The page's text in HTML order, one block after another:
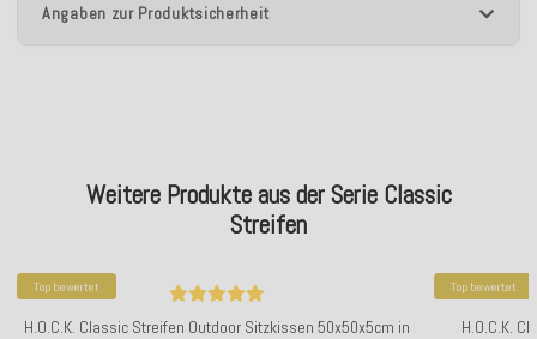
Angaben zur Produktsicherheit
Weitere Produkte aus der Serie Classic
Streifen
Top bewertet
H.O.C.K. Classic Streifen Outdoor Sitzkissen 50x50x5cm in
Top bewertet
H.O.C.K.